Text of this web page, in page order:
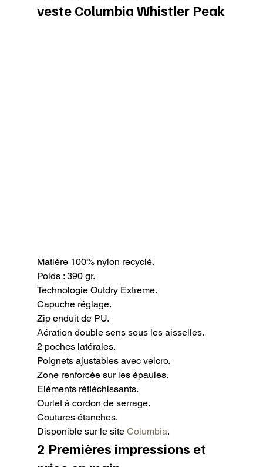
veste Columbia Whistler Peak
Matière 100% nylon recyclé.
Poids : 390 gr.
Technologie Outdry Extreme.
Capuche réglage.
Zip enduit de PU.
Aération double sens sous les aisselles.
2 poches latérales.
Poignets ajustables avec velcro.
Zone renforcée sur les épaules.
Eléments réfléchissants.
Ourlet à cordon de serrage.
Coutures étanches.
Disponible sur le site Columbia.
2 Premières impressions et